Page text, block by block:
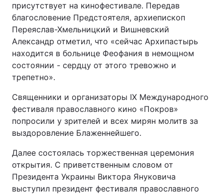
присутствует на кинофестивале. Передав
благословение Предстоятеля, архиепископ
Переяслав-Хмельницкий и Вишневский
Александр отметил, что «сейчас Архипастырь
находится в больнице Феофания в немощном
состоянии - сердцу от этого тревожно и
трепетно».
Священники и организаторы IX Международного
фестиваля православного кино «Покров»
попросили у зрителей и всех мирян молитв за
выздоровление Блаженнейшего.
Далее состоялась торжественная церемония
открытия. С приветственным словом от
Президента Украины Виктора Януковича
выступил президент фестиваля православного